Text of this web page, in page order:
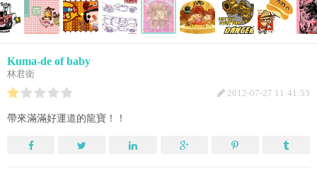
Kuma-de of baby
林君衛
2012-07-27 11:41:53
帶來滿滿好運道的龍寶！！